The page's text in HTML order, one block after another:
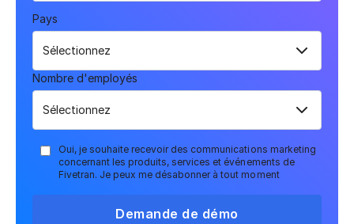
Pays
Nombre d'employés
Oui, je souhaite recevoir des communications marketing
concernant les produits, services et événements de
Fivetran. Je peux me désabonner à tout moment
Demande de démo